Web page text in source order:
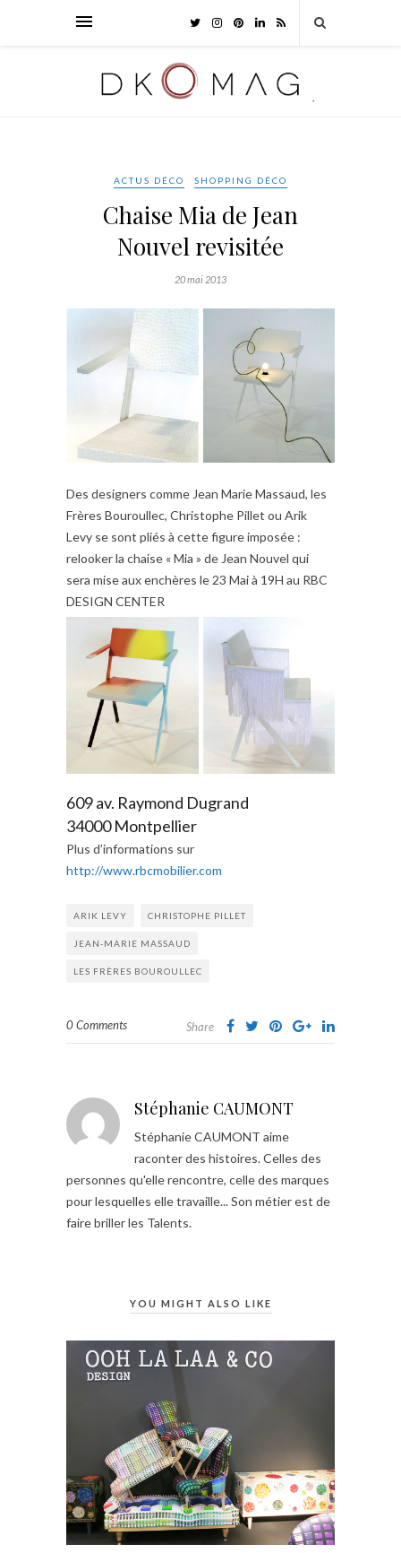
ACTUS DÉCO SHOPPING DÉCO
Chaise Mia de Jean
Nouvel revisitée
20 mai 2013
Des designers comme Jean Marie Massaud, les
Frères Bouroullec, Christophe Pillet ou Arik
Levy se sont pliés à cette figure imposée :
relooker la chaise « Mia » de Jean Nouvel qui
sera mise aux enchères le 23 Mai à 19H au RBC
DESIGN CENTER
609 av. Raymond Dugrand
34000 Montpellier
Plus d’informations sur
http://www.rbcmobilier.com
ARIK LEVY CHRISTOPHE PILLET
JEAN-MARIE MASSAUD
LES FRÈRES BOUROULLEC
0 Comments Share
Stéphanie CAUMONT
Stéphanie CAUMONT aime
raconter des histoires. Celles des
personnes qu'elle rencontre, celle des marques
pour lesquelles elle travaille... Son métier est de
faire briller les Talents.
YOU MIGHT ALSO LIKE